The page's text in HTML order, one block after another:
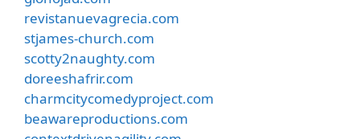
revistanuevagrecia.com
stjames-church.com
scotty2naughty.com
doreeshafrir.com
charmcitycomedyproject.com
beawareproductions.com